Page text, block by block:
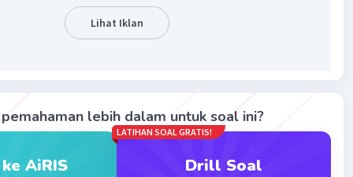
((4,0),3) bayangannya P'(4+3(5-4), 0+3(3-0))
Lihat Iklan
lebih dalam untuk soal ini?
AiRIS
LATIHAN SOAL GRATIS!
Drill Soal